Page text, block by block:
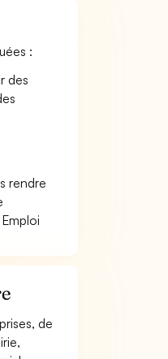
:
des
rendre
de